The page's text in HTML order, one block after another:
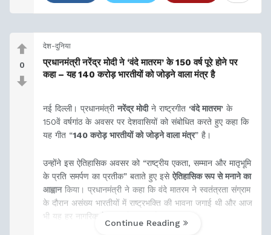
0
देश-दुनिया
प्रधानमंत्री नरेंद्र मोदी ने ‘वंदे मातरम’ के 150 वर्ष पूरे होने पर
कहा – यह 140 करोड़ भारतीयों को जोड़ने वाला मंत्र है
नई दिल्ली। प्रधानमंत्रीनरेंद्र मोदीने राष्ट्रगीत ‘वंदे मातरम’ के
150वें वर्षगांठ के अवसर पर देशवासियों को संबोधित करते हुए कहा कि
यह गीत “140 करोड़ भारतीयों को जोड़ने वाला मंत्र” है।
उन्होंने इस ऐतिहासिक अवसर को “राष्ट्रीय एकता, सम्मान और मातृभूमि
के प्रति समर्पण का प्रतीक” बताते हुए इसेऐतिहासिक रूप से मनाने का
आह्वानकिया। प्रधानमंत्री ने कहा कि वंदे मातरम ने स्वतंत्रता संग्राम
के दौरान असंख्य भारतीयों में राष्ट्रभक्ति की भावना जगाई थी और आज
भी यह हर नागरिक के हृदय में गूंजता है।
Continue Reading